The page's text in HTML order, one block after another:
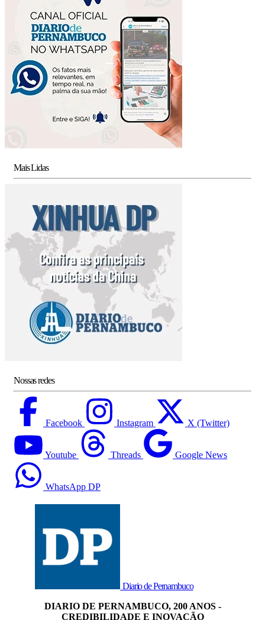
Mais Lidas
Nossas redes
Facebook Instagram X (Twitter)
Youtube Threads Google News
WhatsApp DP
Diario de Pernambuco
DIARIO DE PERNAMBUCO, 200 ANOS -
CREDIBILIDADE E INOVAÇÃO